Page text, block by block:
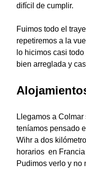
difícil de cumplir.
Fuimos todo el
repetiremos a la
lo hicimos casi
bien arreglada y
Llegamos a
teníamos pensado
Wihr a dos
horarios en
Pudimos verlo y no